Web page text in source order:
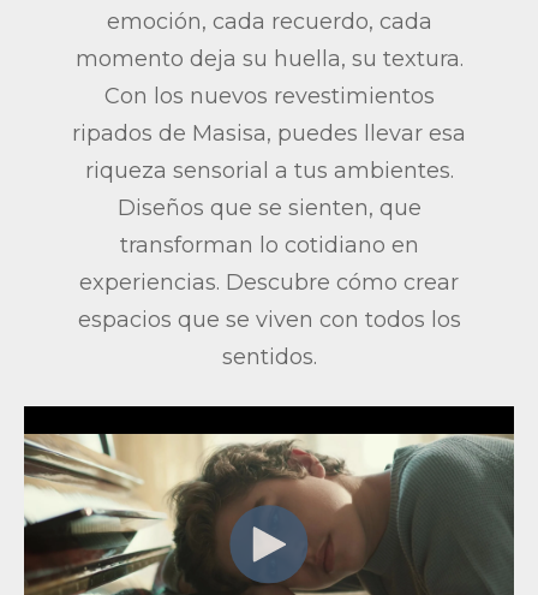
emoción, cada recuerdo, cada
momento deja su huella, su textura.
Con los nuevos revestimientos
ripados de Masisa, puedes llevar esa
riqueza sensorial a tus ambientes.
Diseños que se sienten, que
transforman lo cotidiano en
experiencias. Descubre cómo crear
espacios que se viven con todos los
sentidos.